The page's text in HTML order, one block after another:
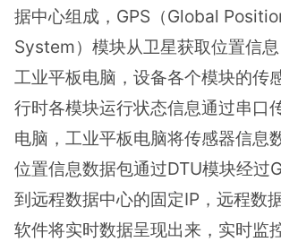
据中心组成，GPS（Global
System）模块从卫星获取位置信
工业平板电脑，设备各个模块的传
行时各模块运行状态信息通过串口
电脑，工业平板电脑将传感器信息
位置信息数据包通过DTU模块经过
到远程数据中心的固定IP，远程数
软件将实时数据呈现出来，实时监